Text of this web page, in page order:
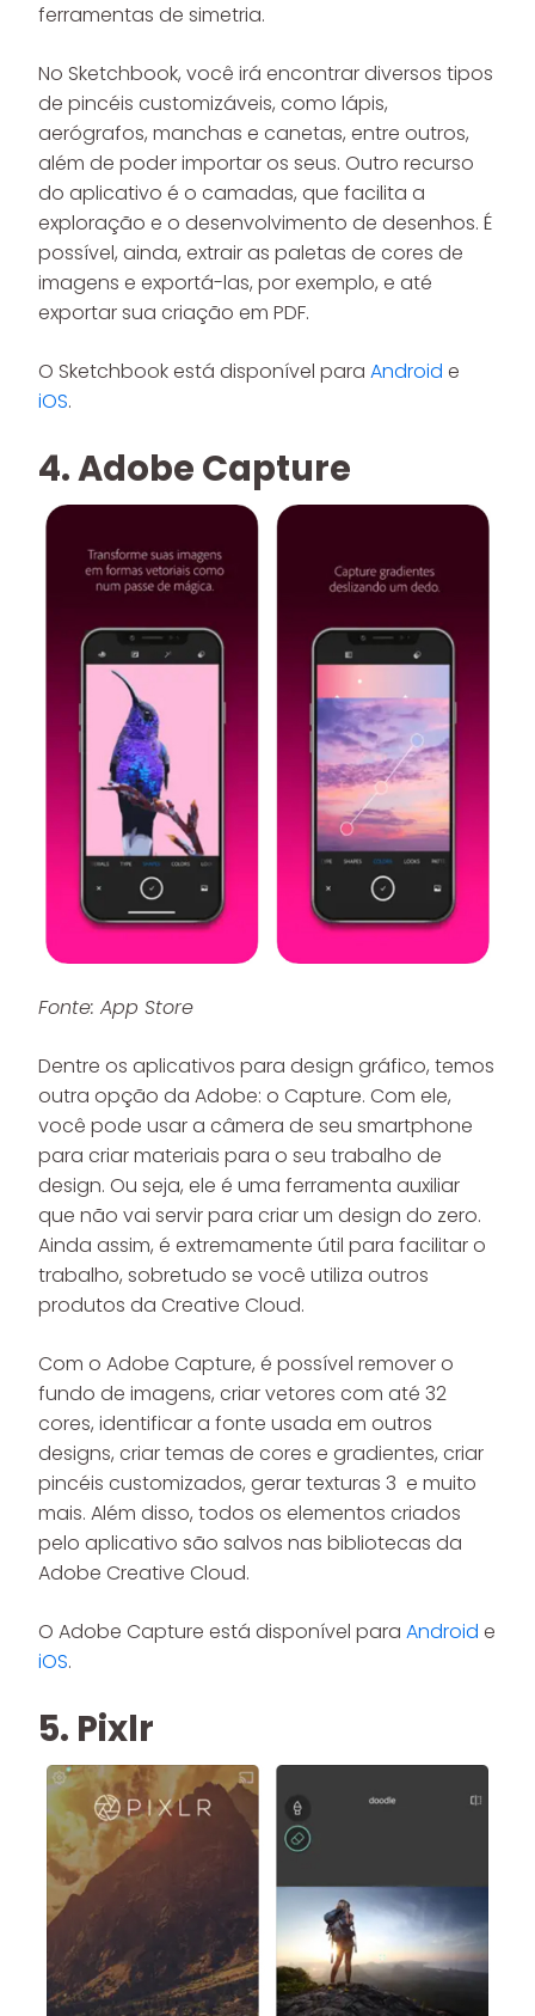
ferramentas de simetria.
No Sketchbook, você irá encontrar diversos tipos
de pincéis customizáveis, como lápis,
aerógrafos, manchas e canetas, entre outros,
além de poder importar os seus. Outro recurso
do aplicativo é o camadas, que facilita a
exploração e o desenvolvimento de desenhos. É
possível, ainda, extrair as paletas de cores de
imagens e exportá-las, por exemplo, e até
exportar sua criação em PDF.
O Sketchbook está disponível para Android e
iOS.
4. Adobe Capture
Fonte: App Store
Dentre os aplicativos para design gráfico, temos
outra opção da Adobe: o Capture. Com ele,
você pode usar a câmera de seu smartphone
para criar materiais para o seu trabalho de
design. Ou seja, ele é uma ferramenta auxiliar
que não vai servir para criar um design do zero.
Ainda assim, é extremamente útil para facilitar o
trabalho, sobretudo se você utiliza outros
produtos da Creative Cloud.
Com o Adobe Capture, é possível remover o
fundo de imagens, criar vetores com até 32
cores, identificar a fonte usada em outros
designs, criar temas de cores e gradientes, criar
pincéis customizados, gerar texturas 3 e muito
mais. Além disso, todos os elementos criados
pelo aplicativo são salvos nas bibliotecas da
Adobe Creative Cloud.
O Adobe Capture está disponível para Android e
iOS.
5. Pixlr